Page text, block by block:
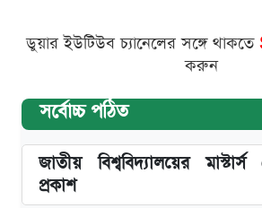
ডুয়ার ইউটিউব চ্যানেলের সঙ্গে থাকতে
করুন
সর্বোচ্চ পঠিত
জাতীয় বিশ্ববিদ্যালয়ের
প্রকাশ